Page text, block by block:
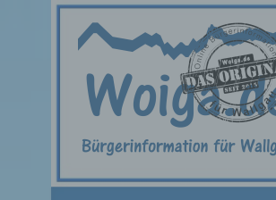
Zum Hauptinhalt springen